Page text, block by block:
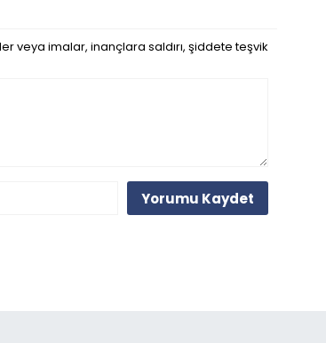
veya imalar, inançlara saldırı, şiddete teşvik
Yorumu Kaydet